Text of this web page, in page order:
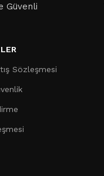
Güvenli
Sözleşmesi